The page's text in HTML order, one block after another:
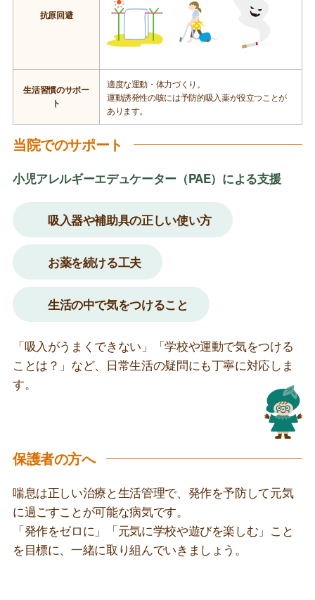
抗原回避
生活習慣のサポー
ト
適度な運動・体力づくり。
運動誘発性の咳には予防的吸入薬が役立つことが
あります。
当院でのサポート
小児アレルギーエデュケーター（PAE）による支援
吸入器や補助具の正しい使い方
お薬を続ける工夫
生活の中で気をつけること
「吸入がうまくできない」「学校や運動で気をつける
ことは？」など、日常生活の疑問にも丁寧に対応しま
す。
保護者の方へ
喘息は正しい治療と生活管理で、発作を予防して元気
に過ごすことが可能な病気です。
「発作をゼロに」「元気に学校や遊びを楽しむ」こと
を目標に、一緒に取り組んでいきましょう。